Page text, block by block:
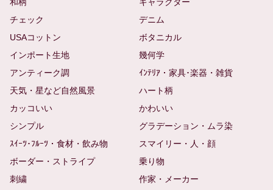
チェック
デニム
USAコットン
ボタニカル
インポート生地
幾何学
アンティーク調
ｲﾝﾃﾘｱ・家具･楽器・雑貨
天気・星など自然風景
ハート柄
カッコいい
かわいい
シンプル
グラデーション・ムラ染
ｽｲｰﾂ･ﾌﾙｰﾂ・食材・飲み物
スマイリー・人・顔
ボーダー・ストライプ
乗り物
刺繍
作家・メーカー